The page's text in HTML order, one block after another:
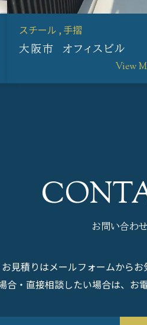
スチール 手摺
大阪市 オフィスビル
View
お問い合わせ
見積りはメールフォームからお
合・直接相談したい場合は、お